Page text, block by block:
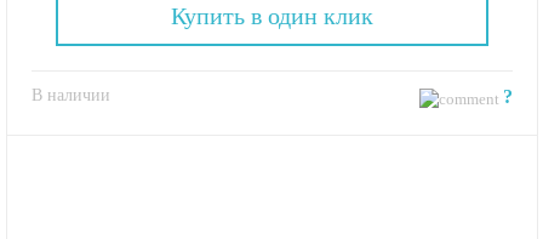
В наличии ?
Купить в один клик